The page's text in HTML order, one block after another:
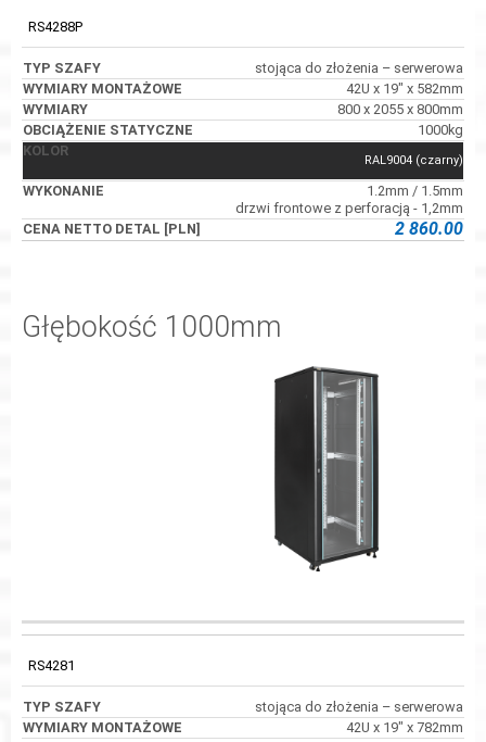
RS4288P
stojąca do złożenia – serwerowa
42U x 19" x 582mm
800 x 2055 x 800mm
1000kg
RAL9004 (czarny)
1.2mm / 1.5mm
drzwi frontowe z perforacją - 1,2mm
2 860.00
Głębokość 1000mm
WYMIARY
MONTAŻOWE
RS4281
stojąca do złożenia – serwerowa
42U x 19" x 782mm